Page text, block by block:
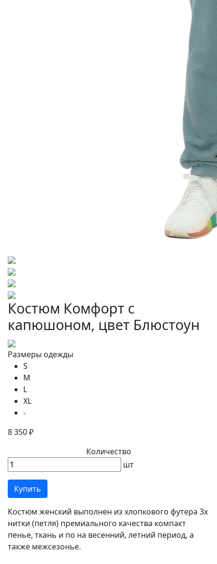
Костюм Комфорт с
капюшоном, цвет Блюстоун
Размеры одежды
S
M
L
XL
-
8 350 ₽
Количество
шт
Купить
Костюм женский выполнен из хлопкового футера 3х
нитки (петля) премиального качества компакт
пенье, ткань и по на весенний, летний период, а
также межсезонье.